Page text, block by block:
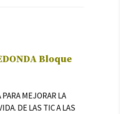
Bloque
MEJORAR LA
DE LAS TIC A LAS